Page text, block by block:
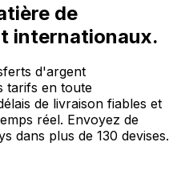
de
internationaux.
d'argent
tarifs en toute
de livraison fiables et
réel. Envoyez de
dans plus de 130 devises.